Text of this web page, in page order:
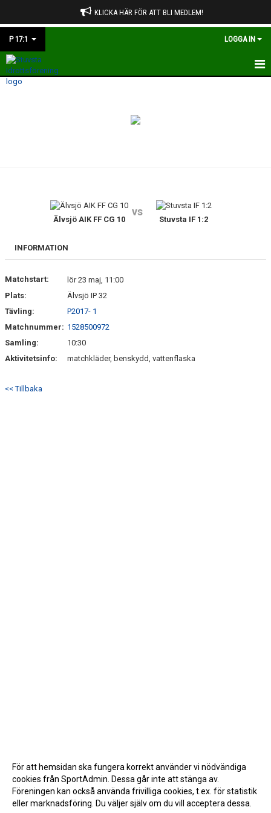
KLICKA HÄR FÖR ATT BLI MEDLEM!
P 17:1 LOGGA IN
HEM
DOKUMENT
Älvsjö AIK FF CG 10
vs
Stuvsta IF 1:2
INFORMATION
Matchstart:
lör 23 maj, 11:00
Plats:
Älvsjö IP 32
Tävling:
P2017- 1
Matchnummer: 1528500972
Samling:
10:30
Aktivitetsinfo:
matchkläder, benskydd, vattenflaska
<< Tillbaka
För att hemsidan ska fungera korrekt använder vi nödvändiga
cookies från SportAdmin. Dessa går inte att stänga av.
Föreningen kan också använda frivilliga cookies, t.ex. för statistik
eller marknadsföring. Du väljer själv om du vill acceptera dessa.